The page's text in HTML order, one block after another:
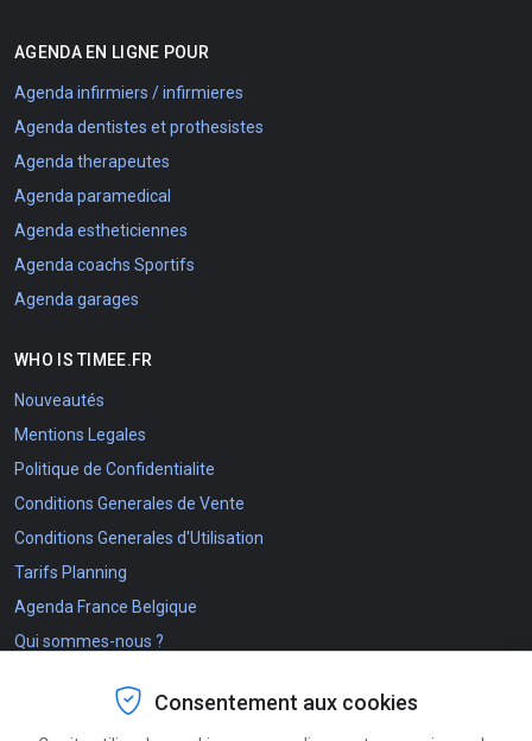
Consentement aux cookies
AGENDA EN LIGNE POUR
Agenda infirmiers / infirmieres
Agenda dentistes et prothesistes
Agenda therapeutes
Agenda paramedical
Agenda estheticiennes
Agenda coachs Sportifs
Agenda garages
WHO IS TIMEE.FR
Nouveautés
Mentions Legales
Politique de Confidentialite
Conditions Generales de Vente
Conditions Generales d'Utilisation
Tarifs Planning
Agenda France Belgique
Qui sommes-nous ?
NOS COORDONNEES